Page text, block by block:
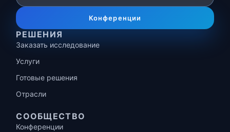
Конференции
РЕШЕНИЯ
Заказать исследование
Услуги
Готовые решения
Отрасли
СООБЩЕСТВО
Конференции